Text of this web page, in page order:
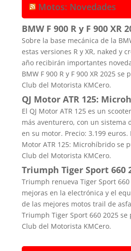
Motos: Novedades
BMW F 900 R y F 900 XR
Sobre la base mecánica de la
estas versiones R y XR, naked y
año recibirán importantes
BMW F 900 R y F 900 XR 2025
Club del Motorista KMCero.
QJ Motor ATR 125:
El QJ Motor ATR 125 es un
más aventurero, con un sistema
en su motor. Precio: 3.199 euros.
Motor ATR 125: Microhíbrido se
Club del Motorista KMCero.
Triumph Tiger Sport 660
Triumph renueva Tiger Sport
mejoras en la electrónica y el
de las mejores motos trail de
Triumph Tiger Sport 660 2025
Club del Motorista KMCero.